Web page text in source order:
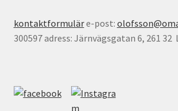
kontaktformuläre-post:
300597 adress: Järnvägsgatan 6, 261 32